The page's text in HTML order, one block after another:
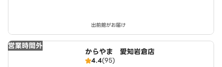
出前館がお届け
営業時間外
からやま 愛知岩倉店
4.4(95)